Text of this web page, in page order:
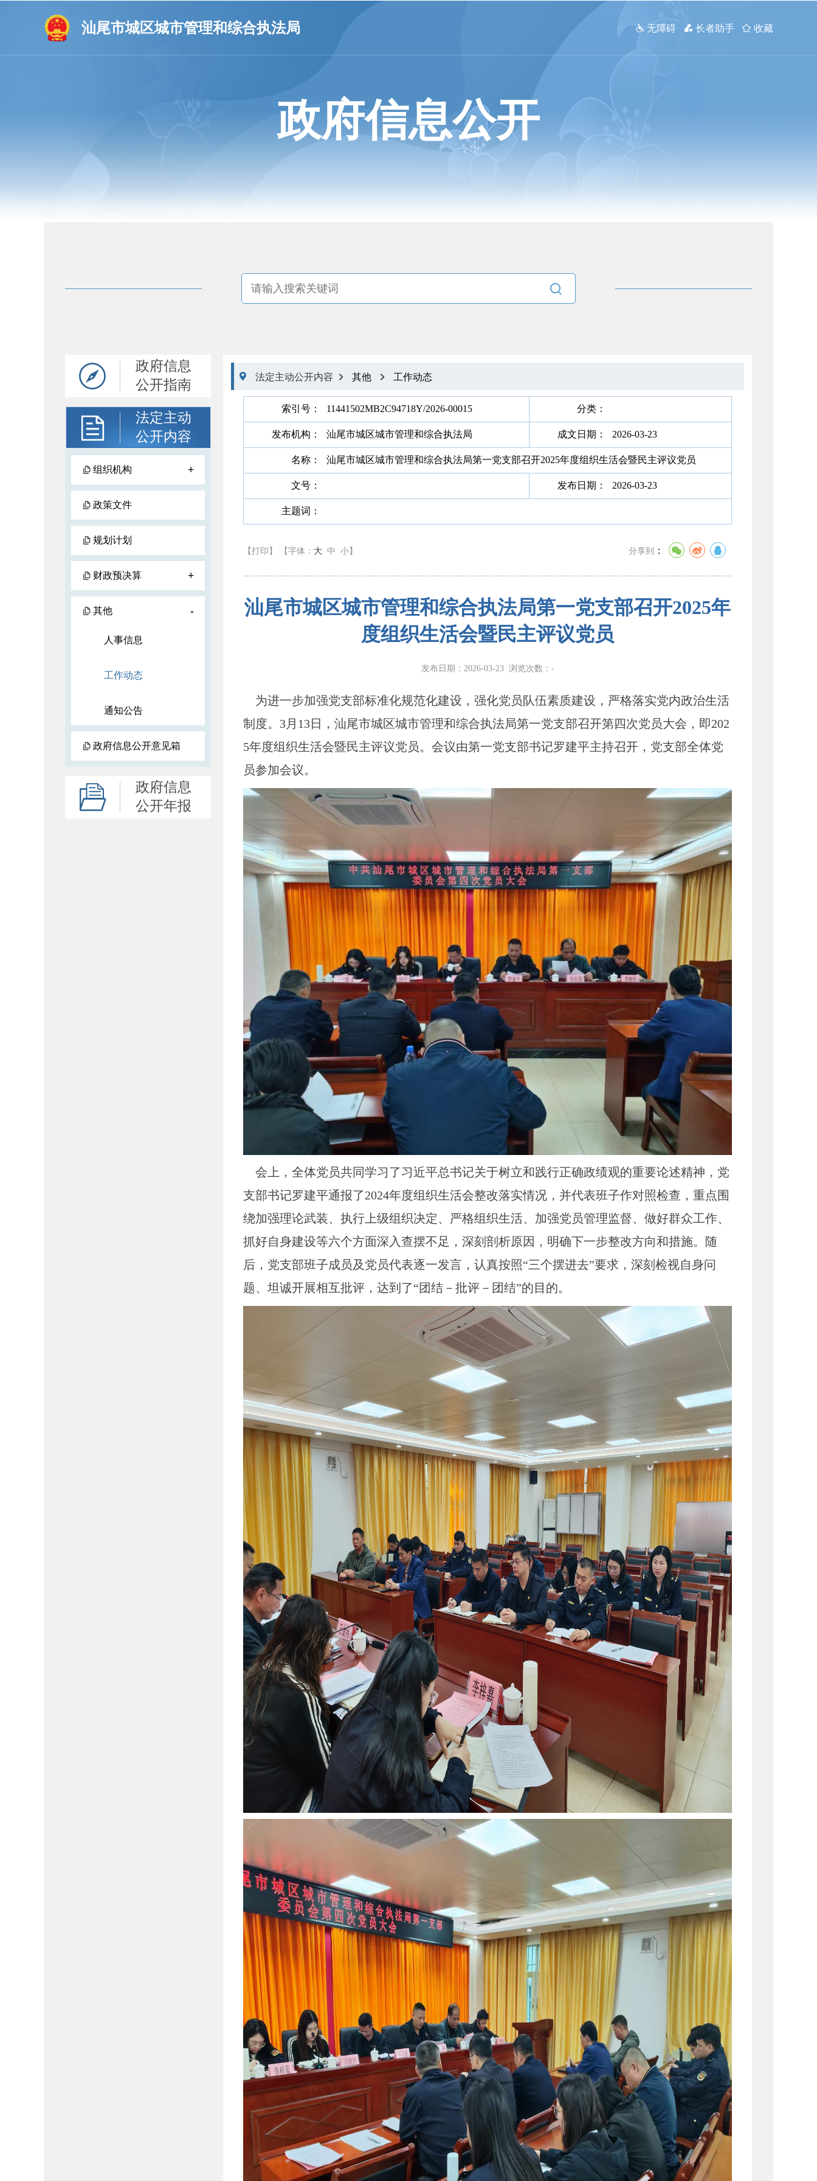
汕尾市城区城市管理和综合执法局  无障碍  长者助手  收藏
政府信息公开

政府信息
公开指南
法定主动
公开内容
组织机构 +
政策文件
规划计划
财政预决算 +
其他 -
人事信息
工作动态
通知公告
政府信息公开意见箱
政府信息
公开年报
 法定主动公开内容  其他  工作动态
索引号： 11441502MB2C94718Y/2026-00015 分类：
发布机构： 汕尾市城区城市管理和综合执法局 成文日期： 2026-03-23
名称： 汕尾市城区城市管理和综合执法局第一党支部召开2025年度组织生活会暨民主评议党员
文号： 发布日期： 2026-03-23
主题词：
【打印】 【字体： 大 中 小 】 分享到 ：
汕尾市城区城市管理和综合执法局第一党支部召开2025年
度组织生活会暨民主评议党员
发布日期：2026-03-23 浏览次数： -
为进一步加强党支部标准化规范化建设，强化党员队伍素质建设，严格落实党内政治生活
制度。3月13日，汕尾市城区城市管理和综合执法局第一党支部召开第四次党员大会，即202
5年度组织生活会暨民主评议党员。会议由第一党支部书记罗建平主持召开，党支部全体党
员参加会议。
会上，全体党员共同学习了习近平总书记关于树立和践行正确政绩观的重要论述精神，党
支部书记罗建平通报了2024年度组织生活会整改落实情况，并代表班子作对照检查，重点围
绕加强理论武装、执行上级组织决定、严格组织生活、加强党员管理监督、做好群众工作、
抓好自身建设等六个方面深入查摆不足，深刻剖析原因，明确下一步整改方向和措施。随
后，党支部班子成员及党员代表逐一发言，认真按照“三个摆进去”要求，深刻检视自身问
题、坦诚开展相互批评，达到了“团结－批评－团结”的目的。